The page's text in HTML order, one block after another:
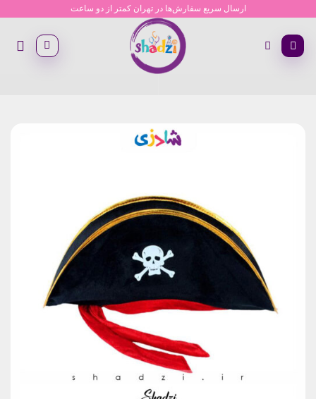
content
ارسال سریع سفارش‌ها در تهران کمتر از دو ساعت